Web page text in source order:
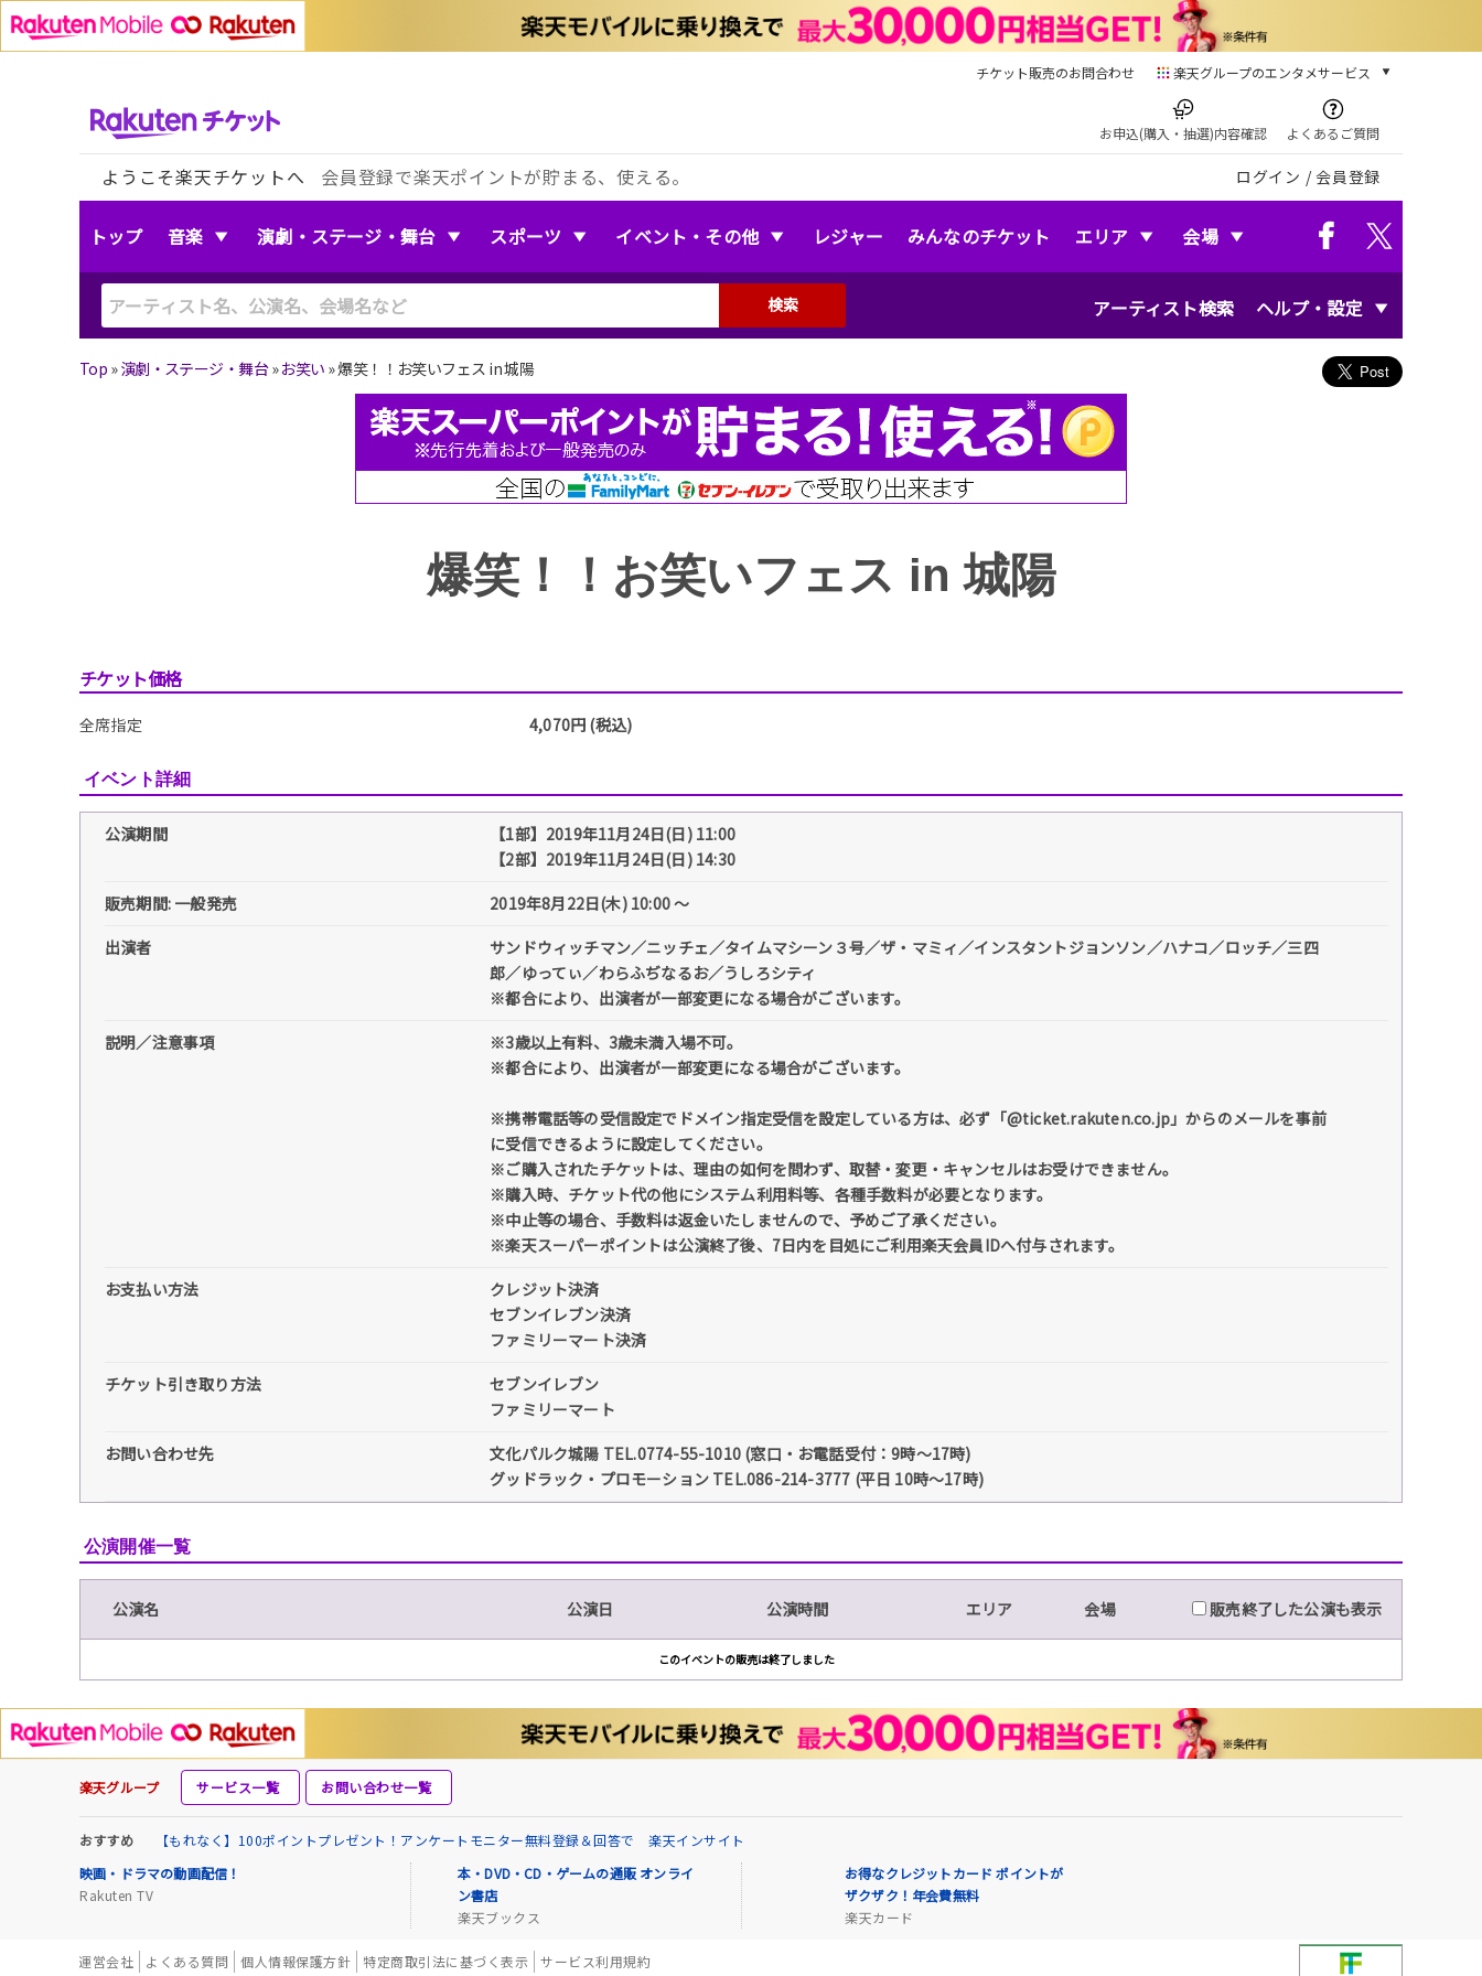
チケット販売のお問合わせ 楽天グループのエンタメサービス
本/ゲーム/CD/DVD
楽天ブックス
電子書籍
楽天Kobo
音楽配信
お申込(購入・抽選)内容確認 よくあるご質問
ようこそ楽天チケットへ 会員登録で楽天ポイントが貯まる、使える。 ログイン / 会員登録
トップ 音楽 演劇・ステージ・舞台 スポーツ イベント・その他 レジャー みんなのチケット エリア 会場
アーティスト検索 ヘルプ・設定
検索
Top »演劇・ステージ・舞台»お笑い »爆笑！！お笑いフェス in 城陽
爆笑！！お笑いフェス in 城陽
チケット価格
全席指定 4,070円 (税込)
イベント詳細
公演期間
【1部】2019年11月24日(日) 11:00
【2部】2019年11月24日(日) 14:30
販売期間: 一般発売
2019年8月22日(木) 10:00 〜
出演者
サンドウィッチマン／ニッチェ／タイムマシーン３号／ザ・マミィ／インスタントジョンソン／ハナコ／ロッチ／三四
郎／ゆってぃ／わらふぢなるお／うしろシティ
※都合により、出演者が一部変更になる場合がございます。
説明／注意事項
※3歳以上有料、3歳未満入場不可。
※都合により、出演者が一部変更になる場合がございます。
※携帯電話等の受信設定でドメイン指定受信を設定している方は、必ず「@ticket.rakuten.co.jp」からのメールを事前
に受信できるように設定してください。
※ご購入されたチケットは、理由の如何を問わず、取替・変更・キャンセルはお受けできません。
※購入時、チケット代の他にシステム利用料等、各種手数料が必要となります。
※中止等の場合、手数料は返金いたしませんので、予めご了承ください。
※楽天スーパーポイントは公演終了後、7日内を目処にご利用楽天会員IDへ付与されます。
お支払い方法
クレジット決済
セブンイレブン決済
ファミリーマート決済
チケット引き取り方法
セブンイレブン
ファミリーマート
お問い合わせ先
文化パルク城陽 TEL.0774-55-1010 (窓口・お電話受付：9時～17時)
グッドラック・プロモーション TEL.086-214-3777 (平日 10時～17時)
公演開催一覧
公演名 公演日 公演時間 エリア 会場 販売終了した公演も表示
このイベントの販売は終了しました
楽天グループ サービス一覧 お問い合わせ一覧
おすすめ
【もれなく】100ポイントプレゼント！アンケートモニター無料登録＆回答で 楽天インサイト
映画・ドラマの動画配信！
Rakuten TV
本・DVD・CD・ゲームの通販 オンライ
ン書店
楽天ブックス
お得なクレジットカード ポイントが
ザクザク！年会費無料
楽天カード
運営会社 よくある質問 個人情報保護方針 特定商取引法に基づく表示
サービス利用規約